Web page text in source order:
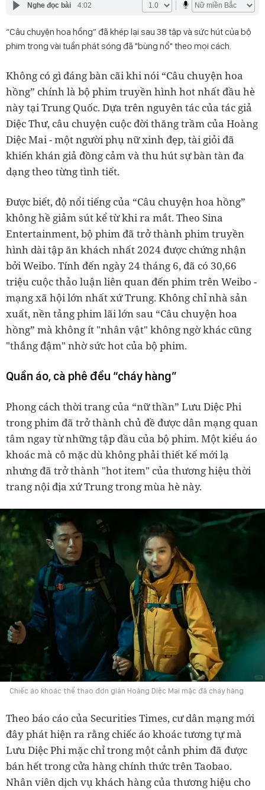
Nghe đọc bài 4:02
“Câu chuyện hoa hồng” đã khép lại sau 38 tập và sức hút của bộ
phim trong vài tuần phát sóng đã "bùng nổ" theo mọi cách.
Không có gì đáng bàn cãi khi nói “Câu chuyện hoa
hồng” chính là bộ phim truyền hình hot nhất đầu hè
này tại Trung Quốc. Dựa trên nguyên tác của tác giả
Diệc Thư, câu chuyện cuộc đời thăng trầm của Hoàng
Diệc Mai - một người phụ nữ xinh đẹp, tài giỏi đã
khiến khán giả đồng cảm và thu hút sự bàn tàn đa
dạng theo từng tình tiết.
Được biết, độ nổi tiếng của “Câu chuyện hoa hồng”
không hề giảm sút kể từ khi ra mắt. Theo Sina
Entertainment, bộ phim đã trở thành phim truyền
hình dài tập ăn khách nhất 2024 được chứng nhận
bởi Weibo. Tính đến ngày 24 tháng 6, đã có 30,66
triệu cuộc thảo luận liên quan đến phim trên Weibo -
mạng xã hội lớn nhất xứ Trung. Không chỉ nhà sản
xuất, nền tảng phim lãi lớn sau “Câu chuyện hoa
hồng” mà không ít "nhân vật" không ngờ khác cũng
"thắng đậm" nhờ sức hot của bộ phim.
Quần áo, cà phê đều “cháy hàng”
Phong cách thời trang của “nữ thần” Lưu Diệc Phi
trong phim đã trở thành chủ đề được dân mạng quan
tâm ngay từ những tập đầu của bộ phim. Một kiểu áo
khoác mà cô mặc dù không phải thiết kế mới lạ
nhưng đã trở thành "hot item" của thương hiệu thời
trang nội địa xứ Trung trong mùa hè này.
Chiếc áo khoác thể thao đơn giản Hoàng Diệc Mai mặc đã cháy hàng
Theo báo cáo của Securities Times, cư dân mạng mới
đây phát hiện ra rằng chiếc áo khoác tương tự mà
Lưu Diệc Phi mặc chỉ trong một cảnh phim đã được
bán hết trong cửa hàng chính thức trên Taobao.
Nhân viên dịch vụ khách hàng của thương hiệu cho